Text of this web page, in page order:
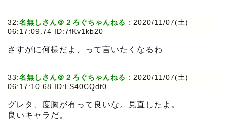
32:名無しさん＠２ろぐちゃんねる : 2020/11/07(土)
06:17:09.74 ID:7fKv1kb20
さすがに何様だよ、って言いたくなるわ
33:名無しさん＠２ろぐちゃんねる : 2020/11/07(土)
06:17:10.68 ID:LS40CQdt0
グレタ、度胸が有って良いな。見直したよ。
良いキャラだ。